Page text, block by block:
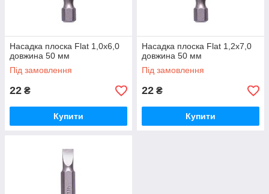
Насадка плоска Flat 1,0х6,0
довжина 50 мм
Під замовлення
22 ₴
Купити
Насадка плоска Flat 1,2х7,0
довжина 50 мм
Під замовлення
22 ₴
Купити